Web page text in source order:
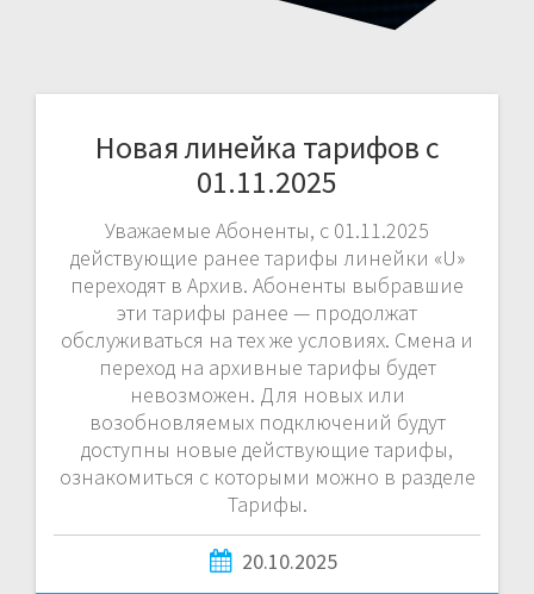
Новая линейка тарифов с
01.11.2025
Уважаемые Абоненты, с 01.11.2025
действующие ранее тарифы линейки «U»
переходят в Архив. Абоненты выбравшие
эти тарифы ранее — продолжат
обслуживаться на тех же условиях. Смена и
переход на архивные тарифы будет
невозможен. Для новых или
возобновляемых подключений будут
доступны новые действующие тарифы,
ознакомиться с которыми можно в разделе
Тарифы.
20.10.2025